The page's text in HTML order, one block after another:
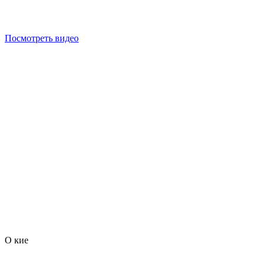
Посмотреть видео
О кие